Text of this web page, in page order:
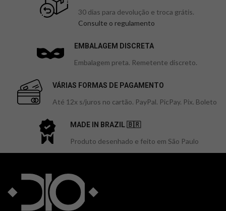
30 dias para devolução e troca grátis.
Consulte o regulamento
EMBALAGEM DISCRETA
Embalagem preta. Remetente discreto.
VÁRIAS FORMAS DE PAGAMENTO
Até 12x s/juros no cartão. PayPal. PicPay. Pix. Boleto
MADE IN BRAZIL 🇧🇷
Produto desenhado e feito em São Paulo